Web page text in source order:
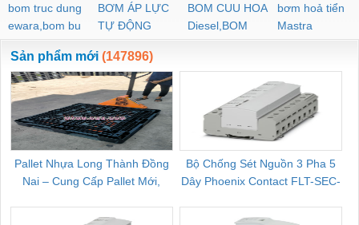
bom truc dung
ewara,bom bu
ewara
BƠM ÁP LỰC
TỰ ĐỘNG
BOM CUU HOA
Diesel,BOM
CHUA CHAY
bơm hoả tiển
Mastra
Sản phẩm mới (147896)
Pallet Nhựa Long Thành Đồng
Nai – Cung Cấp Pallet Mới,
Bộ Chống Sét Nguồn 3 Pha 5
Dây Phoenix Contact FLT-SEC-